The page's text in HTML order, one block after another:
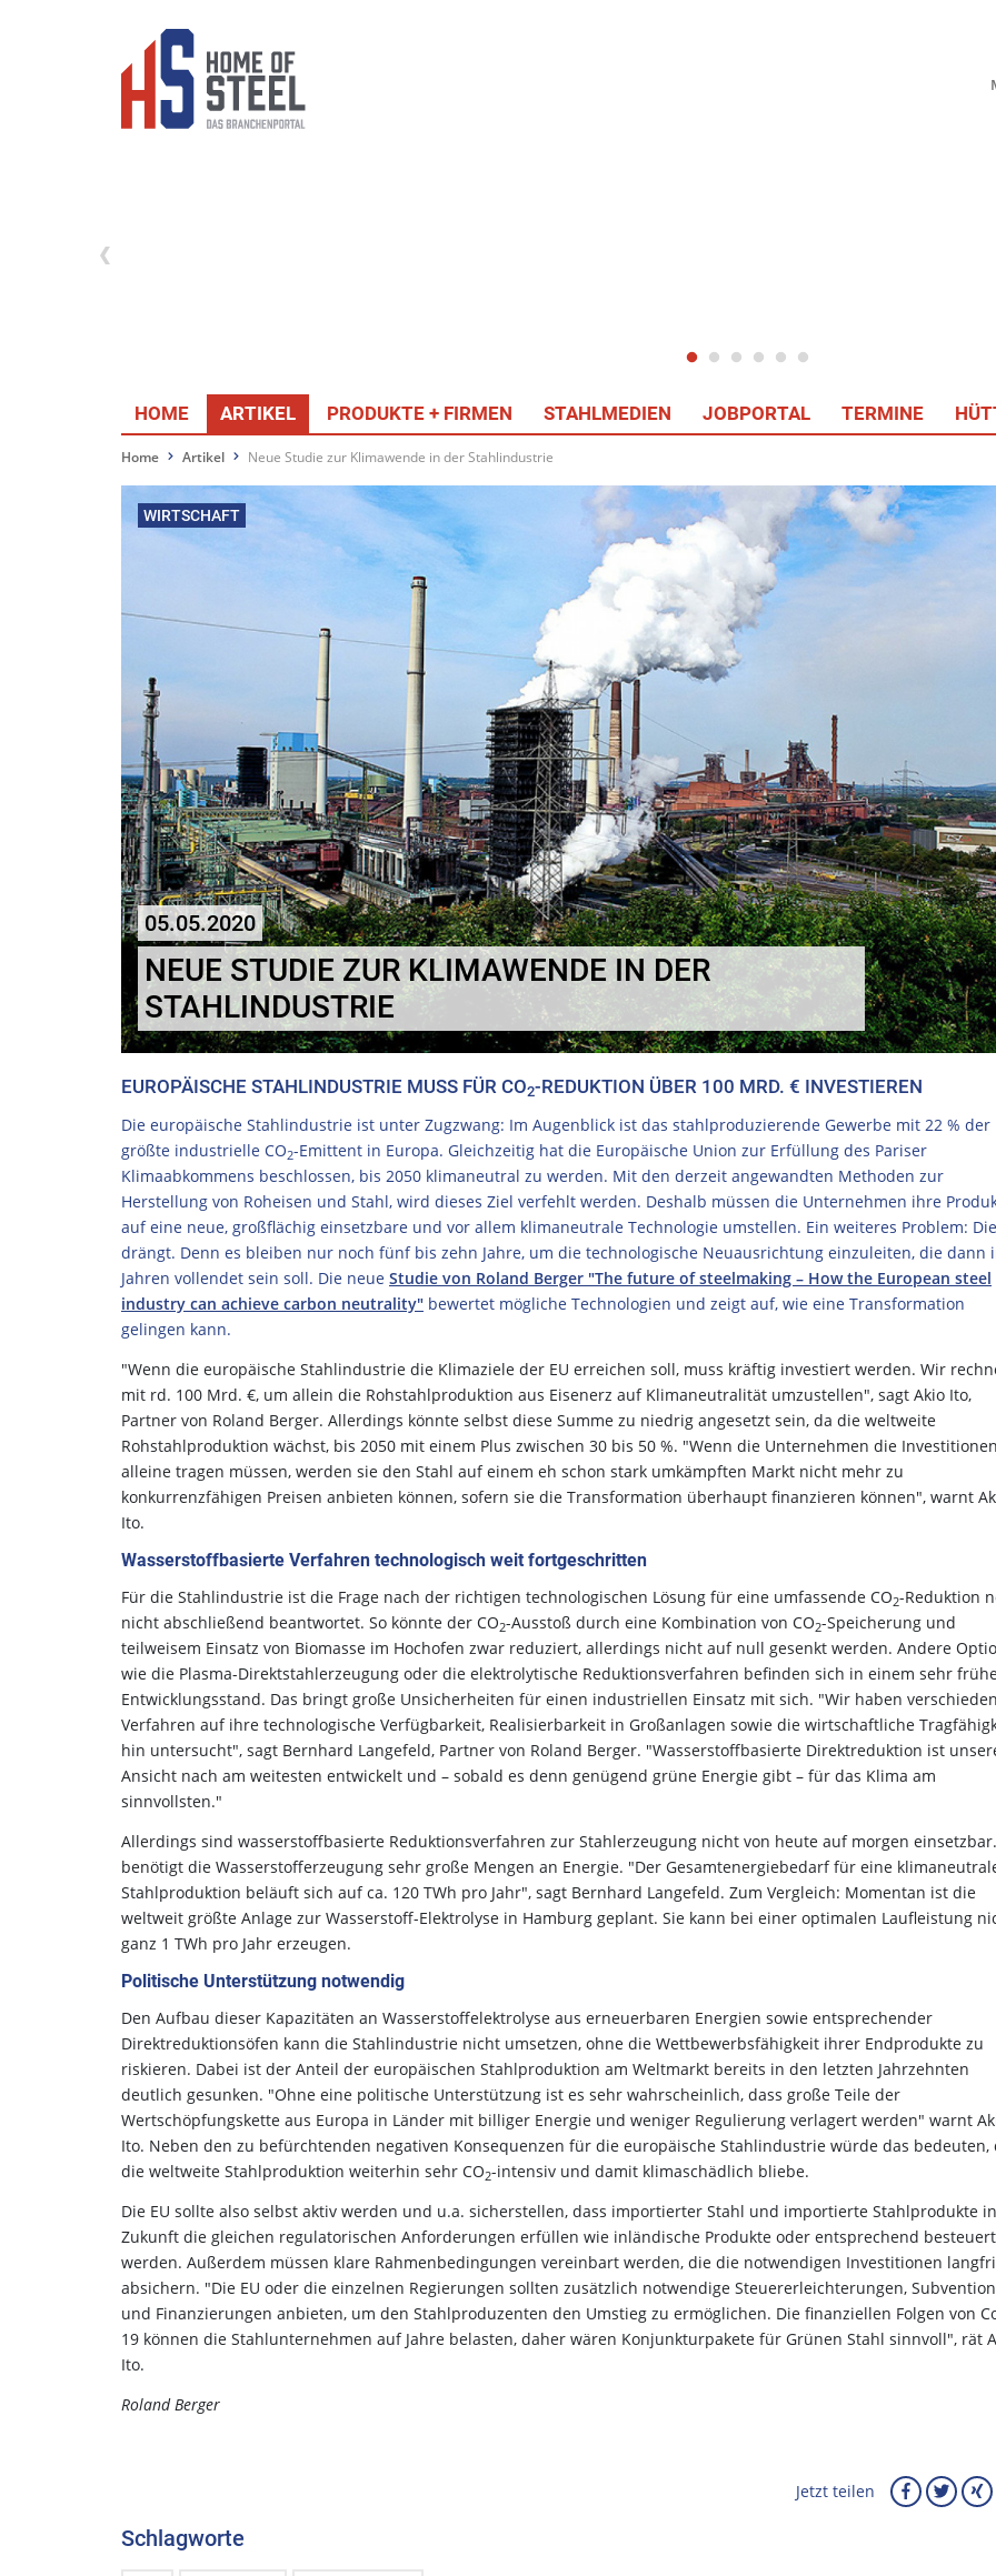
HOME ARTIKEL PRODUKTE + FIRMEN STAHLMEDIEN JOBPORTAL TERMINE
Home Artikel Neue Studie zur Klimawende in der Stahlindustrie
WIRTSCHAFT
05.05.2020
NEUE STUDIE ZUR KLIMAWENDE IN DER
STAHLINDUSTRIE
EUROPÄISCHE STAHLINDUSTRIE MUSS FÜR CO2-REDUKTION ÜBER 100 MRD. € INVESTIEREN
Die europäische Stahlindustrie ist unter Zugzwang: Im Augenblick ist das stahlproduzierende Gewerbe mit 22 % der
größte industrielle CO2-Emittent in Europa. Gleichzeitig hat die Europäische Union zur Erfüllung des Pariser
Klimaabkommens beschlossen, bis 2050 klimaneutral zu werden. Mit den derzeit angewandten Methoden zur
Herstellung von Roheisen und Stahl, wird dieses Ziel verfehlt werden. Deshalb müssen die Unternehmen ihre
auf eine neue, großflächig einsetzbare und vor allem klimaneutrale Technologie umstellen. Ein weiteres Problem:
drängt. Denn es bleiben nur noch fünf bis zehn Jahre, um die technologische Neuausrichtung einzuleiten, die dann
Jahren vollendet sein soll. Die neue Studie von Roland Berger "The future of steelmaking – How the European steel
industry can achieve carbon neutrality" bewertet mögliche Technologien und zeigt auf, wie eine Transformation
gelingen kann.
"Wenn die europäische Stahlindustrie die Klimaziele der EU erreichen soll, muss kräftig investiert werden. Wir
mit rd. 100 Mrd. €, um allein die Rohstahlproduktion aus Eisenerz auf Klimaneutralität umzustellen", sagt Akio Ito,
Partner von Roland Berger. Allerdings könnte selbst diese Summe zu niedrig angesetzt sein, da die weltweite
Rohstahlproduktion wächst, bis 2050 mit einem Plus zwischen 30 bis 50 %. "Wenn die Unternehmen die Investitionen
alleine tragen müssen, werden sie den Stahl auf einem eh schon stark umkämpften Markt nicht mehr zu
konkurrenzfähigen Preisen anbieten können, sofern sie die Transformation überhaupt finanzieren können", warnt
Ito.
Wasserstoffbasierte Verfahren technologisch weit fortgeschritten
Für die Stahlindustrie ist die Frage nach der richtigen technologischen Lösung für eine umfassende CO2-Reduktion
nicht abschließend beantwortet. So könnte der CO2-Ausstoß durch eine Kombination von CO2-Speicherung und
teilweisem Einsatz von Biomasse im Hochofen zwar reduziert, allerdings nicht auf null gesenkt werden. Andere
wie die Plasma-Direktstahlerzeugung oder die elektrolytische Reduktionsverfahren befinden sich in einem sehr
Entwicklungsstand. Das bringt große Unsicherheiten für einen industriellen Einsatz mit sich. "Wir haben
Verfahren auf ihre technologische Verfügbarkeit, Realisierbarkeit in Großanlagen sowie die wirtschaftliche
hin untersucht", sagt Bernhard Langefeld, Partner von Roland Berger. "Wasserstoffbasierte Direktreduktion ist
Ansicht nach am weitesten entwickelt und – sobald es denn genügend grüne Energie gibt – für das Klima am
sinnvollsten."
Allerdings sind wasserstoffbasierte Reduktionsverfahren zur Stahlerzeugung nicht von heute auf morgen
benötigt die Wasserstofferzeugung sehr große Mengen an Energie. "Der Gesamtenergiebedarf für eine
Stahlproduktion beläuft sich auf ca. 120 TWh pro Jahr", sagt Bernhard Langefeld. Zum Vergleich: Momentan ist die
weltweit größte Anlage zur Wasserstoff-Elektrolyse in Hamburg geplant. Sie kann bei einer optimalen Laufleistung
ganz 1 TWh pro Jahr erzeugen.
Politische Unterstützung notwendig
Den Aufbau dieser Kapazitäten an Wasserstoffelektrolyse aus erneuerbaren Energien sowie entsprechender
Direktreduktionsöfen kann die Stahlindustrie nicht umsetzen, ohne die Wettbewerbsfähigkeit ihrer Endprodukte zu
riskieren. Dabei ist der Anteil der europäischen Stahlproduktion am Weltmarkt bereits in den letzten Jahrzehnten
deutlich gesunken. "Ohne eine politische Unterstützung ist es sehr wahrscheinlich, dass große Teile der
Wertschöpfungskette aus Europa in Länder mit billiger Energie und weniger Regulierung verlagert werden" warnt
Ito. Neben den zu befürchtenden negativen Konsequenzen für die europäische Stahlindustrie würde das bedeuten,
die weltweite Stahlproduktion weiterhin sehr CO2-intensiv und damit klimaschädlich bliebe.
Die EU sollte also selbst aktiv werden und u.a. sicherstellen, dass importierter Stahl und importierte Stahlprodukte in
Zukunft die gleichen regulatorischen Anforderungen erfüllen wie inländische Produkte oder entsprechend besteuert
werden. Außerdem müssen klare Rahmenbedingungen vereinbart werden, die die notwendigen Investitionen
absichern. "Die EU oder die einzelnen Regierungen sollten zusätzlich notwendige Steuererleichterungen,
und Finanzierungen anbieten, um den Stahlproduzenten den Umstieg zu ermöglichen. Die finanziellen Folgen von
19 können die Stahlunternehmen auf Jahre belasten, daher wären Konjunkturpakete für Grünen Stahl sinnvoll", rät
Ito.
Roland Berger
Jetzt teilen
Schlagworte